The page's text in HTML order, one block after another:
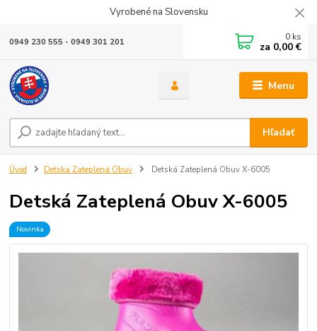
Vyrobené na Slovensku
Menu
Hľadať
0949 230 555 - 0949 301 201 0 ks
za 0,00 €
Úvod Detska Zateplená Obuv Detská Zateplená Obuv X-6005
Detská Zateplená Obuv X-6005
Novinka